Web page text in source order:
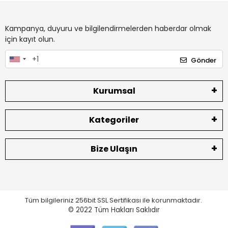
Kampanya, duyuru ve bilgilendirmelerden haberdar olmak
için kayıt olun.
Gönder
Kurumsal
Kategoriler
Bize Ulaşın
Tüm bilgileriniz 256bit SSL Sertifikası ile korunmaktadır.
© 2022 Tüm Hakları Saklıdır